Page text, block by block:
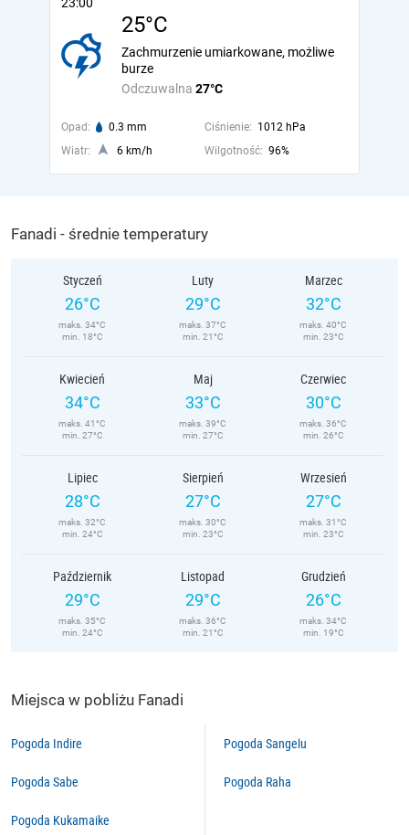
25°C
Odczuwalna 27°C
Zachmurzenie umiarkowane, możliwe
burze
Opad: 0.3 mm Ciśnienie: 1012 hPa
Wiatr:
6 km/h Wilgotność: 96%
Fanadi - średnie temperatury
Styczeń
26°C
maks. 34°C
min. 18°C
Luty
29°C
maks. 37°C
min. 21°C
Marzec
32°C
maks. 40°C
min. 23°C
Kwiecień
34°C
maks. 41°C
min. 27°C
Maj
33°C
maks. 39°C
min. 27°C
Czerwiec
30°C
maks. 36°C
min. 26°C
Lipiec
28°C
maks. 32°C
min. 24°C
Sierpień
27°C
maks. 30°C
min. 23°C
Wrzesień
27°C
maks. 31°C
min. 23°C
Październik
29°C
maks. 35°C
min. 24°C
Listopad
29°C
maks. 36°C
min. 21°C
Grudzień
26°C
maks. 34°C
min. 19°C
Miejsca w pobliżu Fanadi
Pogoda Indire
Pogoda Sabe
Pogoda Kukamaike
Pogoda Sangelu
Pogoda Raha